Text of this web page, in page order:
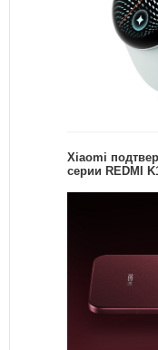
Xiaomi
серии REDMI